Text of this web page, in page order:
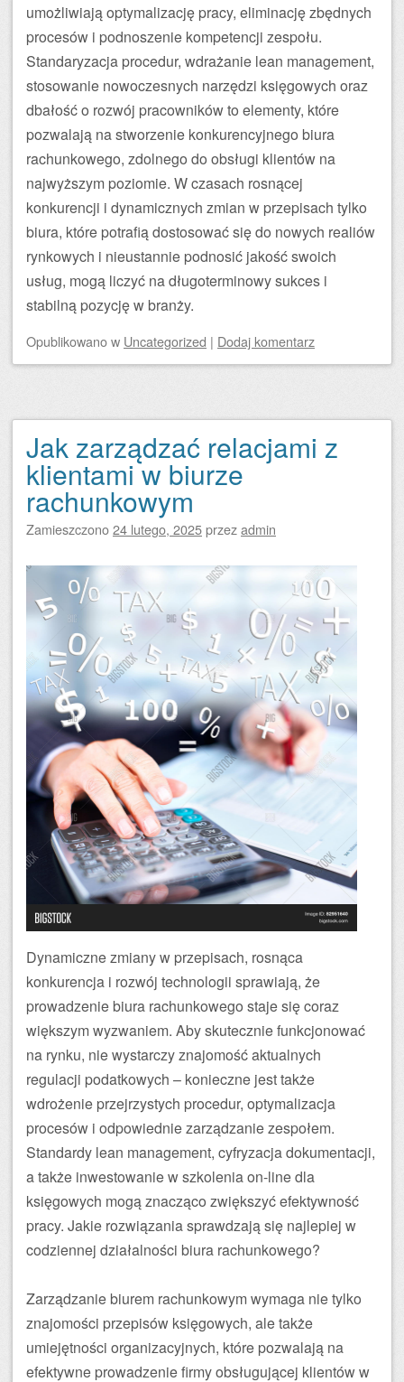
umożliwiają optymalizację pracy, eliminację zbędnych
procesów i podnoszenie kompetencji zespołu.
Standaryzacja procedur, wdrażanie lean management,
stosowanie nowoczesnych narzędzi księgowych oraz
dbałość o rozwój pracowników to elementy, które
pozwalają na stworzenie konkurencyjnego biura
rachunkowego, zdolnego do obsługi klientów na
najwyższym poziomie. W czasach rosnącej
konkurencji i dynamicznych zmian w przepisach tylko
biura, które potrafią dostosować się do nowych realiów
rynkowych i nieustannie podnosić jakość swoich
usług, mogą liczyć na długoterminowy sukces i
stabilną pozycję w branży.
Opublikowanow Uncategorized | Dodaj komentarz
Jak zarządzać relacjami z
klientami w biurze
rachunkowym
Zamieszczono24 lutego, 2025przezadmin
Dynamiczne zmiany w przepisach, rosnąca
konkurencja i rozwój technologii sprawiają, że
prowadzenie biura rachunkowego staje się coraz
większym wyzwaniem. Aby skutecznie funkcjonować
na rynku, nie wystarczy znajomość aktualnych
regulacji podatkowych – konieczne jest także
wdrożenie przejrzystych procedur, optymalizacja
procesów i odpowiednie zarządzanie zespołem.
Standardy lean management, cyfryzacja dokumentacji,
a także inwestowanie w szkolenia on-line dla
księgowych mogą znacząco zwiększyć efektywność
pracy. Jakie rozwiązania sprawdzają się najlepiej w
codziennej działalności biura rachunkowego?
Zarządzanie biurem rachunkowym wymaga nie tylko
znajomości przepisów księgowych, ale także
umiejętności organizacyjnych, które pozwalają na
efektywne prowadzenie firmy obsługującej klientów w